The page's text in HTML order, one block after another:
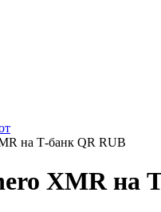
на Т-банк QR RUB
XMR на